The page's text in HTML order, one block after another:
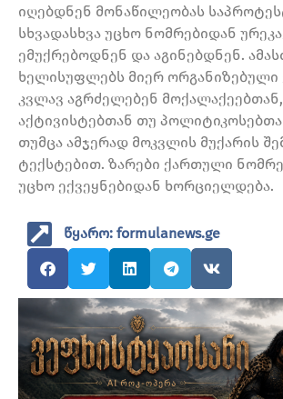
იღებდნენ მონაწილეობას
სხვადასხვა უცხო ნომრებიდან
ემუქრებოდნენ და აგინებდნენ.
ხელისუფლებს მიერ ორგანიზებული
კვლავ აგრძელებენ მოქალაქეებთან,
აქტივისტებთან თუ
თუმცა ამჯერად მოკვლის მუქარის
ტექსტებით. ზარები ქართული
უცხო ექვეყნებიდან ხორციელდება.
წყარო: formulanews.ge